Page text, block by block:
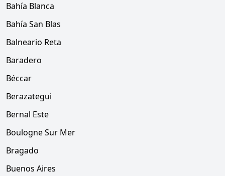
Bahía Blanca
Bahía San Blas
Balneario Reta
Baradero
Béccar
Berazategui
Bernal Este
Boulogne Sur Mer
Bragado
Buenos Aires